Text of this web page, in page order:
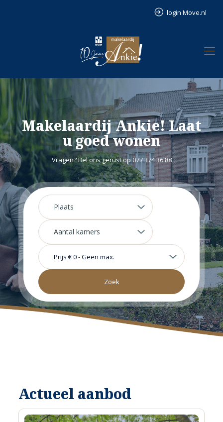
login Move.nl
Makelaardij Ankie! Laat
u goed wonen
Vragen? Bel ons gerust op 077 374 36 88
Prijs € 0-Geen max.
Actueel aanbod